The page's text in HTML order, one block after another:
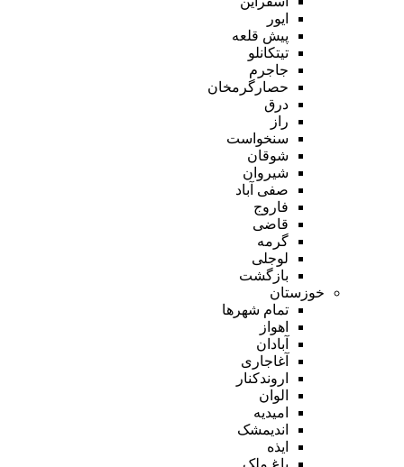
ایور
پیش قلعه
تیتکانلو
جاجرم
حصارگرمخان
درق
راز
سنخواست
شوقان
شیروان
صفی آباد
فاروج
قاضی
گرمه
لوجلی
بازگشت
خوزستان
تمام شهر‌ها
اهواز
آبادان
آغاجاری
اروندکنار
الوان
امیدیه
اندیمشک
ایذه
باغ ملک